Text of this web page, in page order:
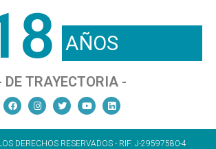
AÑOS
DE TRAYECTORIA -
DERECHOS RESERVADOS - RIF. J-29597580-4